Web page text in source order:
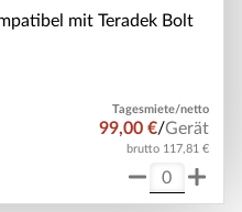
mit Teradek Bolt
Tagesmiete/netto
99,00 €/Gerät
brutto 117,81 €